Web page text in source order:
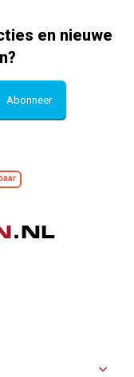
en nieuwe
Abonneer